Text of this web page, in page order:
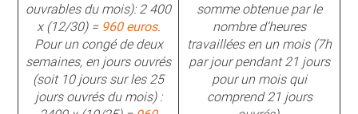
ouvrables du mois): 2 400
x (12/30) = 960 euros.
Pour un congé de deux
semaines, en jours ouvrés
(soit 10 jours sur les 25
jours ouvrés du mois) :
somme obtenue par le
nombre d’heures
travaillées en un mois (7h
par jour pendant 21 jours
pour un mois qui
comprend 21 jours